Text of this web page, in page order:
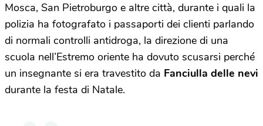
Mosca, San Pietroburgo e altre città, durante i quali la
polizia ha fotografato i passaporti dei clienti parlando
di normali controlli antidroga, la direzione di una
scuola nell’Estremo oriente ha dovuto scusarsi perché
un insegnante si era travestito da Fanciulla delle nevi
durante la festa di Natale.